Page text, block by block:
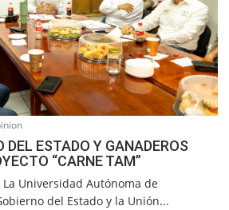
DEL ESTADO Y GANADEROS
“CARNE TAM”
Universidad Autónoma de
del Estado y la Unión...